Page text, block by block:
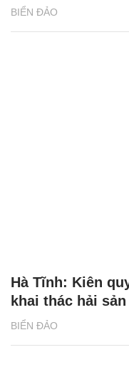
BIỂN ĐẢO
BIỂN ĐẢO
Hà Tĩnh: Kiên
khai thác hải